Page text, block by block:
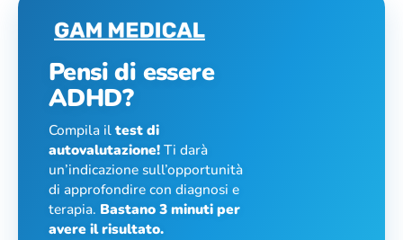
Pensi di essere
ADHD?
Compila iltest di
autovalutazione!Ti darà
un’indicazione sull’opportunità
di approfondire con diagnosi e
terapia. Bastano 3 minuti per
avere il risultato.